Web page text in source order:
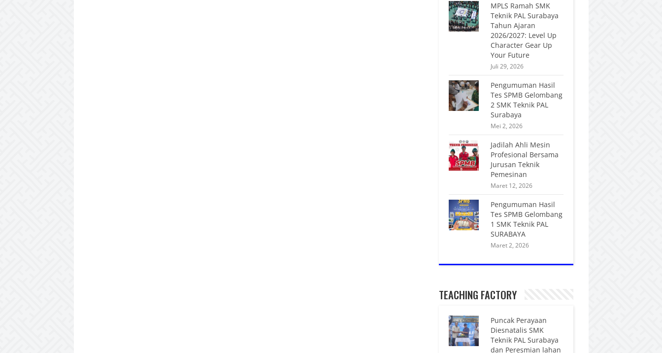
MPLS Ramah SMK
Teknik PAL Surabaya
Tahun Ajaran
2026/2027: Level Up
Character Gear Up
Your Future
Juli 29, 2026
Pengumuman Hasil
Tes SPMB Gelombang
2 SMK Teknik PAL
Surabaya
Mei 2, 2026
Jadilah Ahli Mesin
Profesional Bersama
Jurusan Teknik
Pemesinan
Maret 12, 2026
Pengumuman Hasil
Tes SPMB Gelombang
1 SMK Teknik PAL
SURABAYA
Maret 2, 2026
TEACHING FACTORY
Puncak Perayaan
Diesnatalis SMK
Teknik PAL Surabaya
dan Peresmian lahan